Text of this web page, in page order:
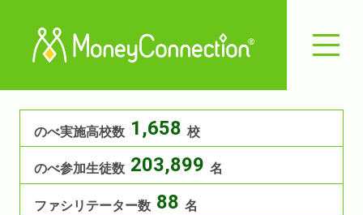
のべ実施高校数 1,658 校
のべ参加生徒数 203,899 名
ファシリテーター数 88 名